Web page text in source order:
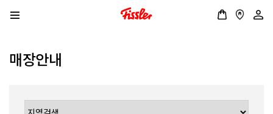
매장안내